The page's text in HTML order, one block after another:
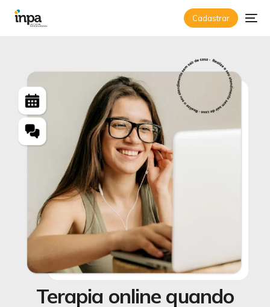
Psicólogo Online eCadastrar
Terapia online quando